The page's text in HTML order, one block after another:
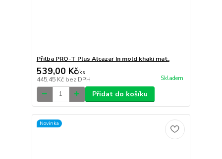
Přilba PRO-T Plus Alcazar In mold khaki mat.
539,00 Kč/ks
445,45 Kč bez DPH Skladem
Přidat do košíku
Novinka